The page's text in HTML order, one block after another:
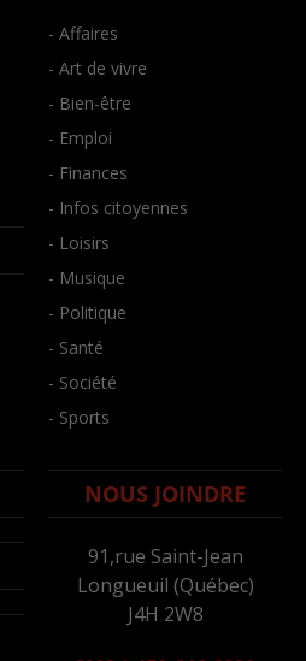
- Affaires
- Art de vivre
- Bien-être
- Emploi
- Finances
- Infos citoyennes
- Loisirs
- Musique
- Politique
- Santé
- Société
- Sports
NOUS JOINDRE
91,rue Saint-Jean
Longueuil (Québec)
J4H 2W8